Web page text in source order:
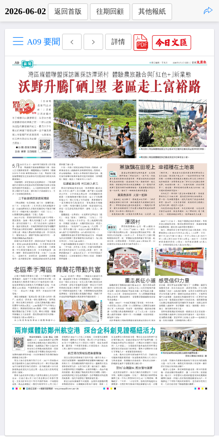
2026-06-02 返回首版 往期回顧 其他報紙
A09 要聞 詳情